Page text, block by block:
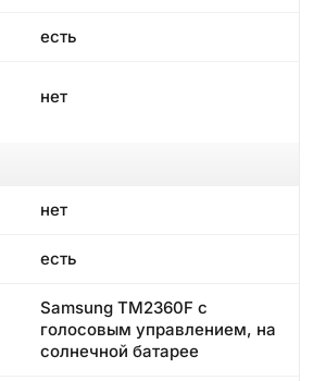
есть
нет
нет
есть
Samsung TM2360F с
голосовым управлением, на
солнечной батарее